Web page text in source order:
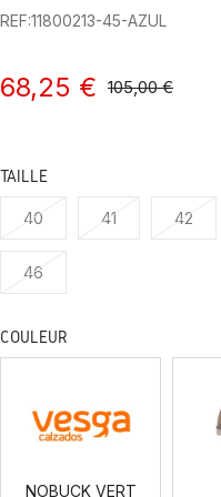
REF:11800213-45-AZUL
68,25 € 105,00 €
TAILLE
40 41 42
46
COULEUR
NOBUCK VERT